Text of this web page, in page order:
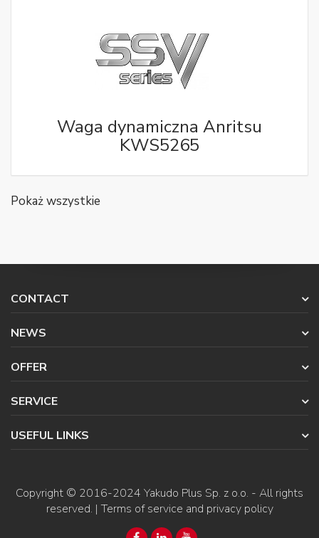
Waga dynamiczna Anritsu
KWS5265
Pokaż wszystkie
CONTACT
NEWS
OFFER
SERVICE
USEFUL LINKS
Copyright © 2016-2024 Yakudo Plus Sp. z o.o. - All rights
reserved. |Terms of service and privacy policy